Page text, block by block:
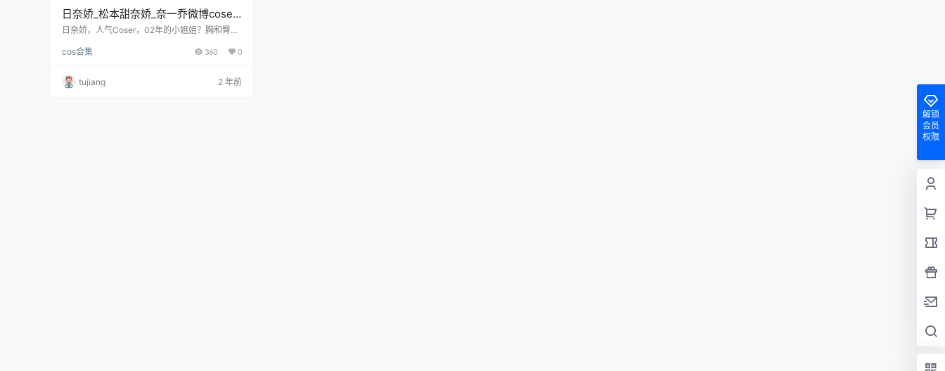
日奈娇_松本甜奈娇_奈一乔微博coser
全部作品[写真合集]205套[持续更新]
日奈娇，人气Coser，02年的小姐姐？胸和臀太
博:松本甜奈娇(已挂) 微博：奈一乔 淘宝店：娇
NO.02 高雄獒红旗袍 日奈娇 - NO.03 高雄獒旗
袍 日奈娇 - NO.04 光辉旗袍 日奈娇 - NO.05 酒
cos合集 360 0
tujiang 2 年前
解锁
会员
权限